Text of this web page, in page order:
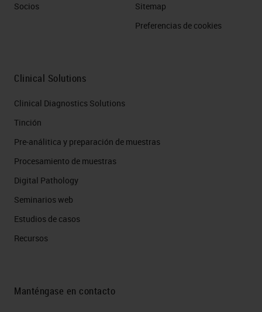
Socios
Sitemap
Preferencias de cookies
Clinical Solutions
Clinical Diagnostics Solutions
Tinción
Pre-análitica y preparación de muestras
Procesamiento de muestras
Digital Pathology
Seminarios web
Estudios de casos
Recursos
Manténgase en contacto